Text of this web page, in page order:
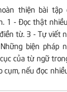
thiện bài tập
1 - Đọc thật
từ. 3 - Tự viết
biện pháp
của từ ngữ
nếu đọc